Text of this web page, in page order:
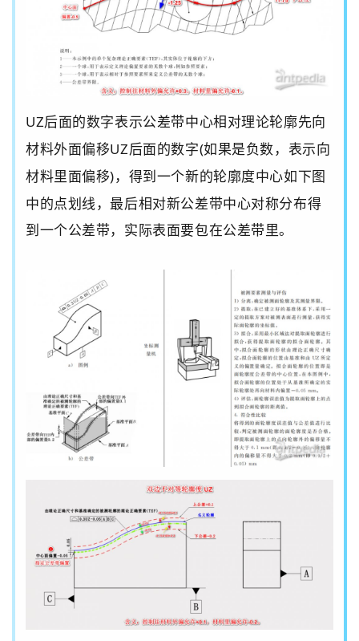
UZ后面的数字表示公差带中心相对理论轮廓先向
材料外面偏移UZ后面的数字(如果是负数，表示向
材料里面偏移)，得到一个新的轮廓度中心如下图
中的点划线，最后相对新公差带中心对称分布得
到一个公差带，实际表面要包在公差带里。